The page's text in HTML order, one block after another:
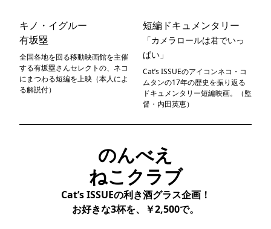
キノ・イグルー
有坂塁
全国各地を回る移動映画館を主催
する有坂塁さんセレクトの、ネコ
にまつわる短編を上映（本人によ
る解説付）
短編ドキュメンタリー
「カメラロールは君でいっ
ぱい」
Cat’s ISSUEのアイコンネコ・コ
ムタンの17年の歴史を振り返る
ドキュメンタリー短編映画。（監
督・内田英恵）
のんべえ
ねこクラブ
Cat’s ISSUEの利き酒グラス企画！
お好きな3杯を、￥2,500で。